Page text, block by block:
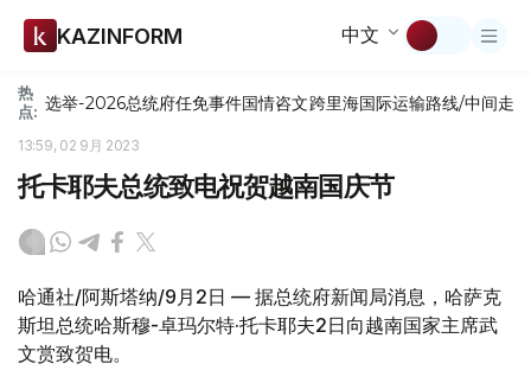
KAZINFORM 中文
热
点: 选举-2026总统府任免事件国情咨文跨里海国际运输路线/中间走廊
13:59, 02 9月 2023
托卡耶夫总统致电祝贺越南国庆节
哈通社/阿斯塔纳/9月2日 — 据总统府新闻局消息，哈萨克
斯坦总统哈斯穆-卓玛尔特·托卡耶夫2日向越南国家主席武
文赏致贺电。